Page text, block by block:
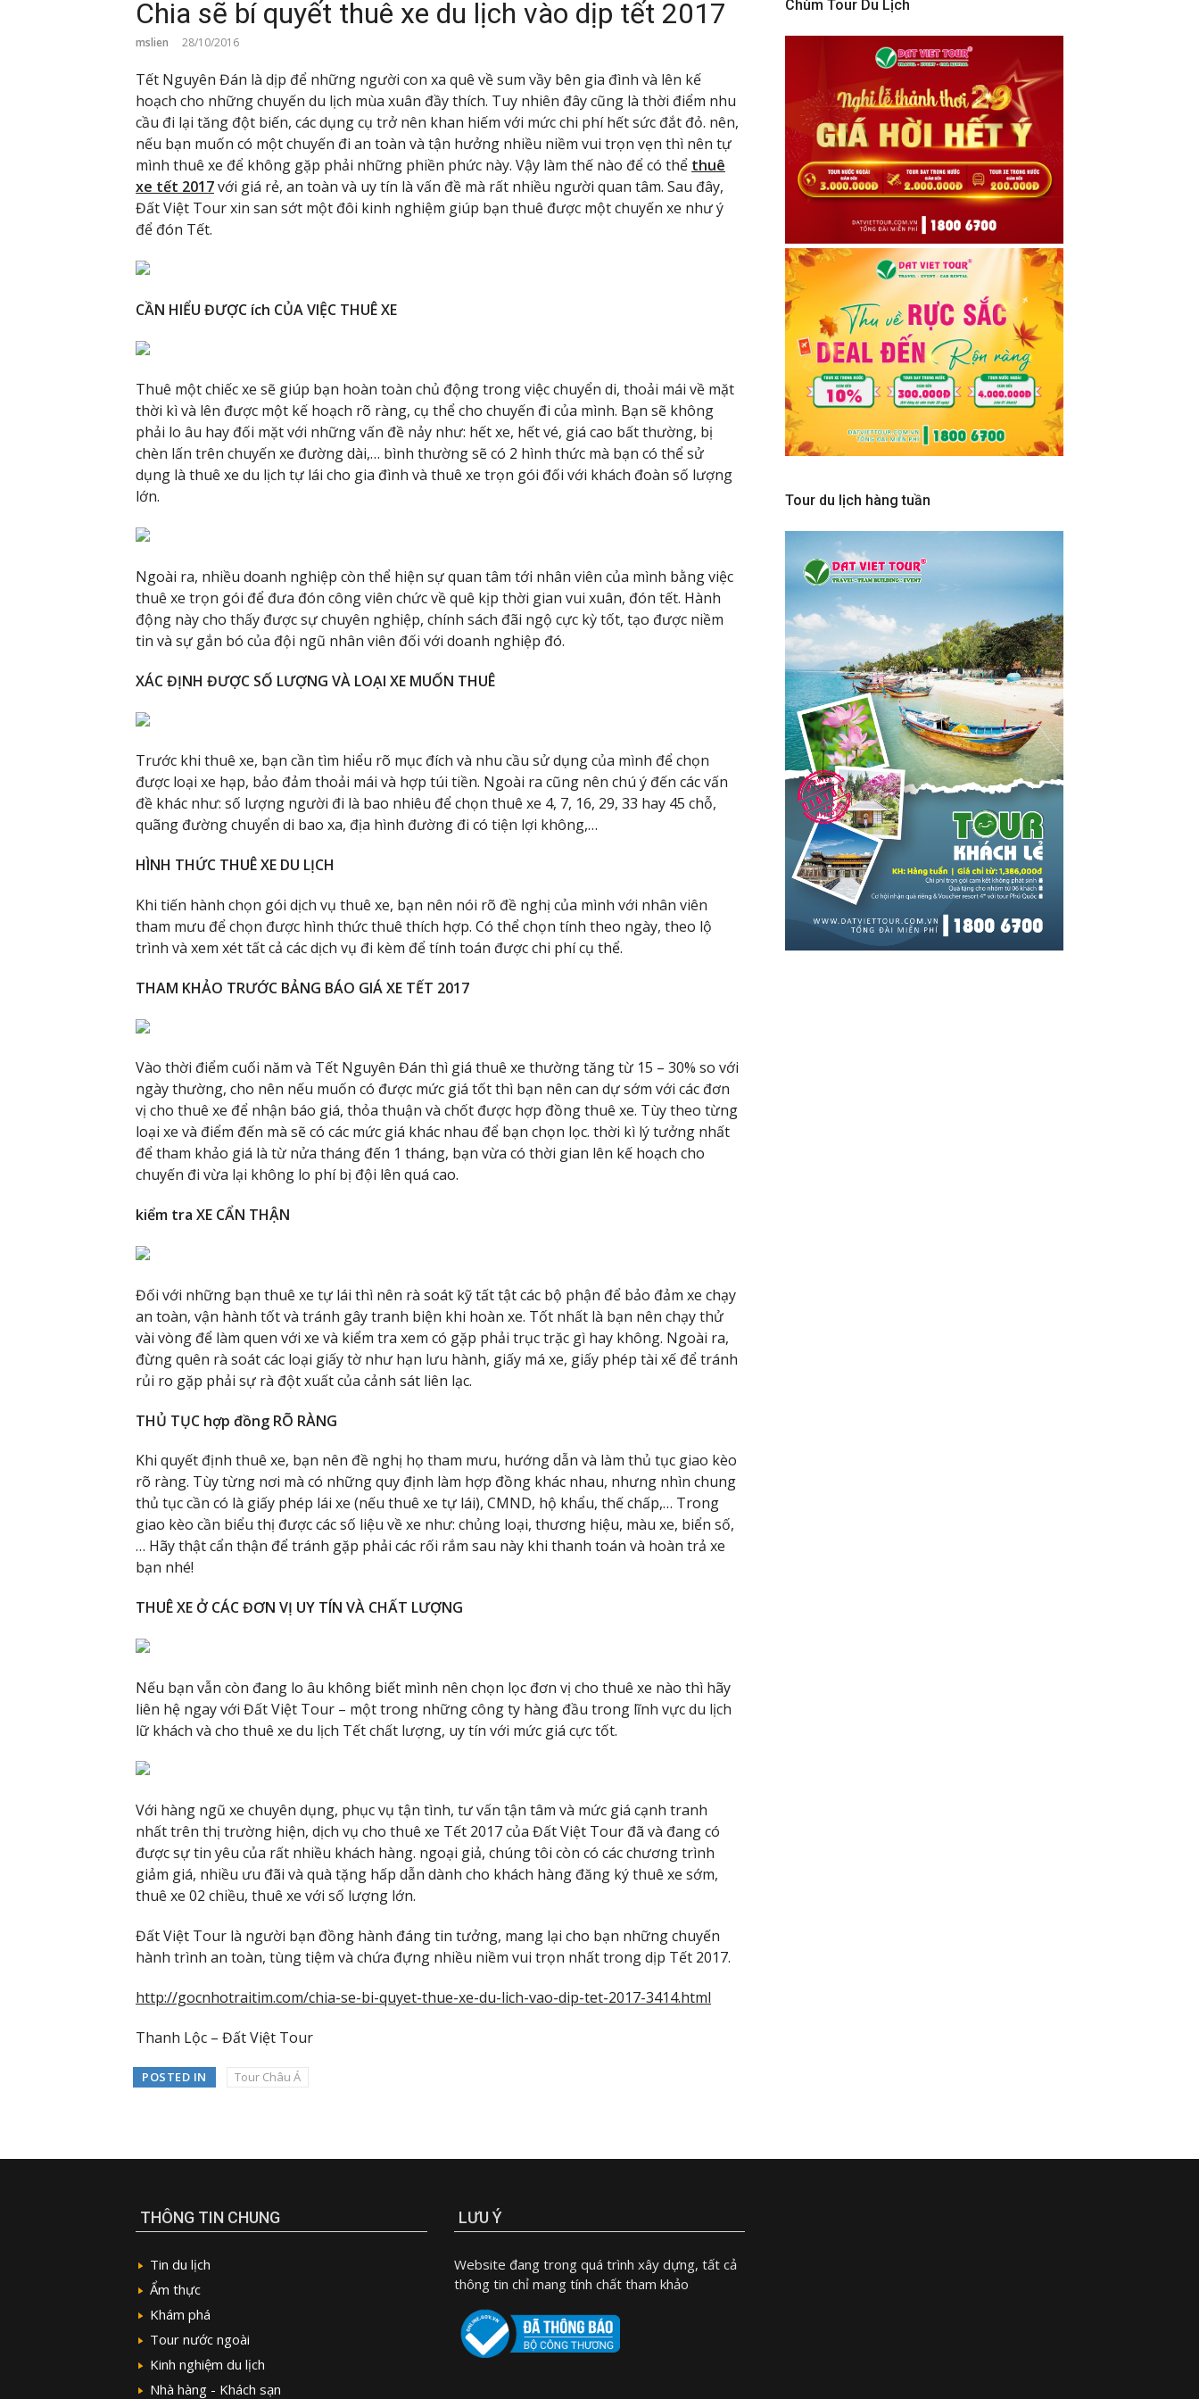
Chia sẽ bí quyết thuê xe du lịch vào dịp tết 2017
mslien 28/10/2016
Tết Nguyên Đán là dịp để những người con xa quê về sum vầy bên gia đình và lên kế
hoạch cho những chuyến du lịch mùa xuân đầy thích. Tuy nhiên đây cũng là thời điểm nhu
cầu đi lại tăng đột biến, các dụng cụ trở nên khan hiếm với mức chi phí hết sức đắt đỏ. nên,
nếu bạn muốn có một chuyến đi an toàn và tận hưởng nhiều niềm vui trọn vẹn thì nên tự
mình thuê xe để không gặp phải những phiền phức này. Vậy làm thế nào để có thể thuê
xe tết 2017với giá rẻ, an toàn và uy tín là vấn đề mà rất nhiều người quan tâm. Sau đây,
Đất Việt Tour xin san sớt một đôi kinh nghiệm giúp bạn thuê được một chuyến xe như ý
để đón Tết.
CẦN HIỂU ĐƯỢC ích CỦA VIỆC THUÊ XE
Thuê một chiếc xe sẽ giúp bạn hoàn toàn chủ động trong việc chuyển di, thoải mái về mặt
thời kì và lên được một kế hoạch rõ ràng, cụ thể cho chuyến đi của mình. Bạn sẽ không
phải lo âu hay đối mặt với những vấn đề nảy như: hết xe, hết vé, giá cao bất thường, bị
chèn lấn trên chuyến xe đường dài,… bình thường sẽ có 2 hình thức mà bạn có thể sử
dụng là thuê xe du lịch tự lái cho gia đình và thuê xe trọn gói đối với khách đoàn số lượng
lớn.
Ngoài ra, nhiều doanh nghiệp còn thể hiện sự quan tâm tới nhân viên của mình bằng việc
thuê xe trọn gói để đưa đón công viên chức về quê kịp thời gian vui xuân, đón tết. Hành
động này cho thấy được sự chuyên nghiệp, chính sách đãi ngộ cực kỳ tốt, tạo được niềm
tin và sự gắn bó của đội ngũ nhân viên đối với doanh nghiệp đó.
XÁC ĐỊNH ĐƯỢC SỐ LƯỢNG VÀ LOẠI XE MUỐN THUÊ
Trước khi thuê xe, bạn cần tìm hiểu rõ mục đích và nhu cầu sử dụng của mình để chọn
được loại xe hạp, bảo đảm thoải mái và hợp túi tiền. Ngoài ra cũng nên chú ý đến các vấn
đề khác như: số lượng người đi là bao nhiêu để chọn thuê xe 4, 7, 16, 29, 33 hay 45 chỗ,
quãng đường chuyển di bao xa, địa hình đường đi có tiện lợi không,…
HÌNH THỨC THUÊ XE DU LỊCH
Khi tiến hành chọn gói dịch vụ thuê xe, bạn nên nói rõ đề nghị của mình với nhân viên
tham mưu để chọn được hình thức thuê thích hợp. Có thể chọn tính theo ngày, theo lộ
trình và xem xét tất cả các dịch vụ đi kèm để tính toán được chi phí cụ thể.
THAM KHẢO TRƯỚC BẢNG BÁO GIÁ XE TẾT 2017
Vào thời điểm cuối năm và Tết Nguyên Đán thì giá thuê xe thường tăng từ 15 – 30% so với
ngày thường, cho nên nếu muốn có được mức giá tốt thì bạn nên can dự sớm với các đơn
vị cho thuê xe để nhận báo giá, thỏa thuận và chốt được hợp đồng thuê xe. Tùy theo từng
loại xe và điểm đến mà sẽ có các mức giá khác nhau để bạn chọn lọc. thời kì lý tưởng nhất
để tham khảo giá là từ nửa tháng đến 1 tháng, bạn vừa có thời gian lên kế hoạch cho
chuyến đi vừa lại không lo phí bị đội lên quá cao.
kiểm tra XE CẨN THẬN
Đối với những bạn thuê xe tự lái thì nên rà soát kỹ tất tật các bộ phận để bảo đảm xe chạy
an toàn, vận hành tốt và tránh gây tranh biện khi hoàn xe. Tốt nhất là bạn nên chạy thử
vài vòng để làm quen với xe và kiểm tra xem có gặp phải trục trặc gì hay không. Ngoài ra,
đừng quên rà soát các loại giấy tờ như hạn lưu hành, giấy má xe, giấy phép tài xế để tránh
rủi ro gặp phải sự rà đột xuất của cảnh sát liên lạc.
THỦ TỤC hợp đồng RÕ RÀNG
Khi quyết định thuê xe, bạn nên đề nghị họ tham mưu, hướng dẫn và làm thủ tục giao kèo
rõ ràng. Tùy từng nơi mà có những quy định làm hợp đồng khác nhau, nhưng nhìn chung
thủ tục cần có là giấy phép lái xe (nếu thuê xe tự lái), CMND, hộ khẩu, thế chấp,… Trong
giao kèo cần biểu thị được các số liệu về xe như: chủng loại, thương hiệu, màu xe, biển số,
… Hãy thật cẩn thận để tránh gặp phải các rối rắm sau này khi thanh toán và hoàn trả xe
bạn nhé!
THUÊ XE Ở CÁC ĐƠN VỊ UY TÍN VÀ CHẤT LƯỢNG
Nếu bạn vẫn còn đang lo âu không biết mình nên chọn lọc đơn vị cho thuê xe nào thì hãy
liên hệ ngay với Đất Việt Tour – một trong những công ty hàng đầu trong lĩnh vực du lịch
lữ khách và cho thuê xe du lịch Tết chất lượng, uy tín với mức giá cực tốt.
Với hàng ngũ xe chuyên dụng, phục vụ tận tình, tư vấn tận tâm và mức giá cạnh tranh
nhất trên thị trường hiện, dịch vụ cho thuê xe Tết 2017 của Đất Việt Tour đã và đang có
được sự tin yêu của rất nhiều khách hàng. ngoại giả, chúng tôi còn có các chương trình
giảm giá, nhiều ưu đãi và quà tặng hấp dẫn dành cho khách hàng đăng ký thuê xe sớm,
thuê xe 02 chiều, thuê xe với số lượng lớn.
Đất Việt Tour là người bạn đồng hành đáng tin tưởng, mang lại cho bạn những chuyến
hành trình an toàn, tùng tiệm và chứa đựng nhiều niềm vui trọn nhất trong dịp Tết 2017.
http://gocnhotraitim.com/chia-se-bi-quyet-thue-xe-du-lich-vao-dip-tet-2017-3414.html
Thanh Lộc – Đất Việt Tour
POSTED IN Tour Châu Á
Chùm Tour Du Lịch
Tour du lịch hàng tuần
THÔNG TIN CHUNG
Tin du lịch
Ẩm thực
Khám phá
Tour nước ngoài
Kinh nghiệm du lịch
Nhà hàng - Khách sạn
LƯU Ý
Website đang trong quá trình xây dựng, tất cả
thông tin chỉ mang tính chất tham khảo